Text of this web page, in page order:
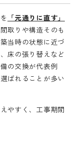
「元通りに直す」
取りや構造そのも
当時の状態に近づ
床の張り替えなど
の交換が代表例
ばれることが多い
やすく、工事期間